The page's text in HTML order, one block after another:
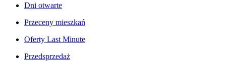
Dni otwarte
Przeceny mieszkań
Oferty Last Minute
Przedsprzedaż